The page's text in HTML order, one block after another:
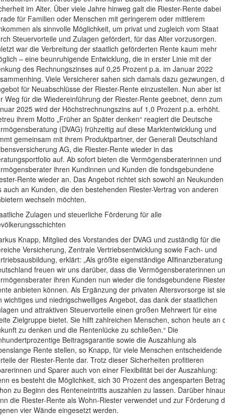
im Alter. Über viele Jahre hinweg galt die Riester-Rente dabei
für Familien oder Menschen mit geringerem oder mittlerem
als sinnvolle Möglichkeit, um privat und zugleich vom Staat
Steuervorteile und Zulagen gefördert, für das Alter vorzusorgen.
war die Verbreitung der staatlich geförderten Rente kaum mehr
– eine beunruhigende Entwicklung, die in erster Linie mit der
des Rechnungszinses auf 0,25 Prozent p.a. im Januar 2022
Viele Versicherer sahen sich damals dazu gezwungen,
für Neuabschlüsse der Riester-Rente einzustellen. Nun aber ist
Weg für die Wiedereinführung der Riester-Rente geebnet, denn zum
2025 wird der Höchstrechnungszins auf 1,0 Prozent p.a. erhöht.
ihrem Motto „Früher an Später denken“ reagiert die Deutsche
(DVAG) frühzeitig auf diese Marktentwicklung und
gemeinsam mit ihrem Produktpartner, der Generali Deutschland
AG, die Riester-Rente wieder in das
auf. Ab sofort bieten die Vermögensberaterinnen und
ihren Kundinnen und Kunden die fondsgebundene
Rente wieder an. Das Angebot richtet sich sowohl an Neukunden
auch an Kunden, die den bestehenden Riester-Vertrag von anderen
wechseln möchten.
Zulagen und steuerliche Förderung für alle
Knapp, Mitglied des Vorstandes der DVAG und zuständig für die
Versicherung, Zentrale Vertriebsentwicklung sowie Fach- und
erklärt: „Als größte eigenständige Allfinanzberatung
freuen wir uns darüber, dass die Vermögensberaterinnen
ihren Kunden nun wieder die fondsgebundene
anbieten können. Als Ergänzung der privaten Altersvorsorge ist sie
wichtiges und niedrigschwelliges Angebot, das dank der staatlichen
und attraktiven Steuervorteile einen großen Mehrwert für eine
Zielgruppe bietet. Sie hilft zahlreichen Menschen, schon heute an
zu denken und die Rentenlücke zu schließen.“ Die
Beitragsgarantie sowie die Auszahlung als
Rente stellen, so Knapp, für viele Menschen entscheidende
der Riester-Rente dar. Trotz dieser Sicherheiten profitieren
und Sparer auch von einer Flexibilität bei der Auszahlung:
es besteht die Möglichkeit, sich 30 Prozent des angesparten
zu Beginn des Renteneintritts auszahlen zu lassen. Darüber
die Riester-Rente als Wohn-Riester verwendet und zur Förderung
vier Wände eingesetzt werden.